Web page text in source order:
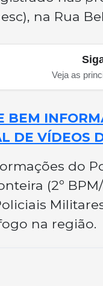
na Rua
Veja as
BEM
DE VÍDEOS
do
(2º
na região.